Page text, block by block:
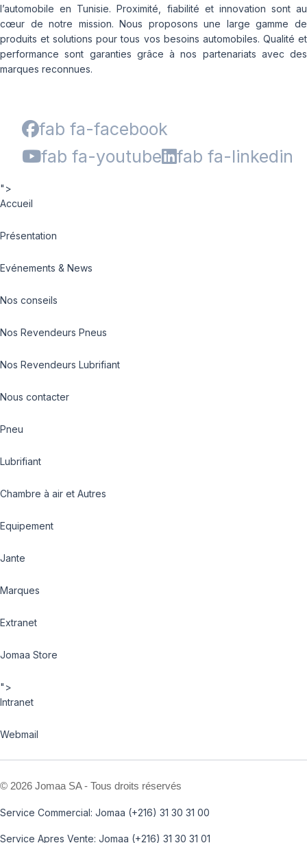
l’automobile en Tunisie. Proximité, fiabilité et innovation sont au
cœur de notre mission. Nous proposons une large gamme de
produits et solutions pour tous vos besoins automobiles. Qualité et
performance sont garanties grâce à nos partenariats avec des
marques reconnues.
fab fa-facebook
fab fa-youtube
fab fa-linkedin
">
Accueil
Présentation
Evénements & News
Nos conseils
Nos Revendeurs Pneus
Nos Revendeurs Lubrifiant
Nous contacter
Pneu
Lubrifiant
Chambre à air et Autres
Equipement
Jante
Marques
Extranet
Jomaa Store
">
Intranet
Webmail
© 2026 Jomaa SA - Tous droits réservés
Service Commercial: Jomaa (+216) 31 30 31 00
Service Apres Vente: Jomaa (+216) 31 30 31 01